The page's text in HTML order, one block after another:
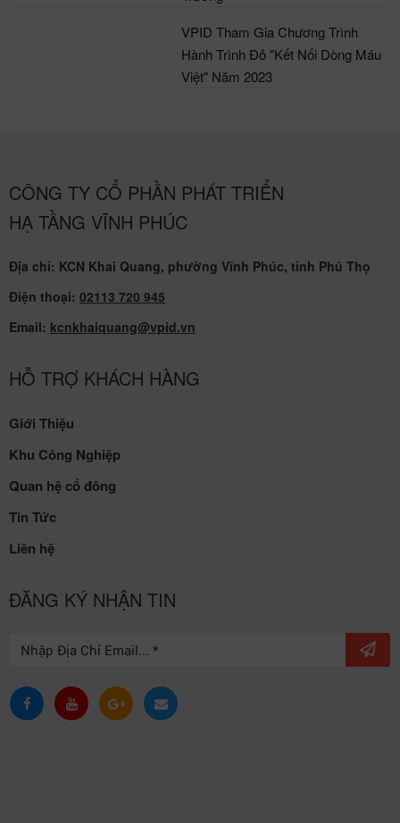
Xây Dựng Khu Công Nghiệp Sông
Lô II Hiện Đại Thân Thiện Với Môi
CÔNG TY CỔ PHẦN PHÁT TRIỂN
HẠ TẦNG VĨNH PHÚC
Địa chỉ: KCN Khai Quang, phường Vĩnh Phúc, tỉnh Phú Thọ
Điện thoại:
Email:kcnkhaiquang@vpid.vn
HỖ TRỢ KHÁCH HÀNG
Giới Thiệu
Khu Công Nghiệp
Tin Tức
Liên hệ
ĐĂNG KÝ NHẬN TIN